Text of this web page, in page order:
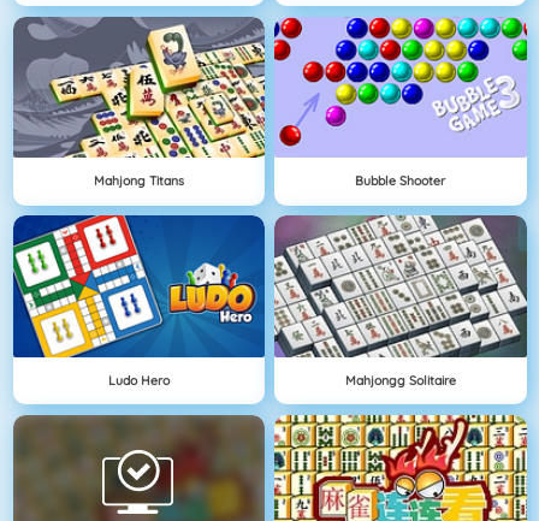
Mahjong Titans Bubble Shooter
Ludo Hero Mahjongg Solitaire